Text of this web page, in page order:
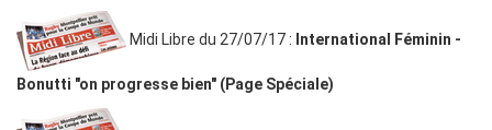
Midi Libre du 27/07/17 : International Féminin -
Bonutti "on progresse bien" (Page Spéciale)